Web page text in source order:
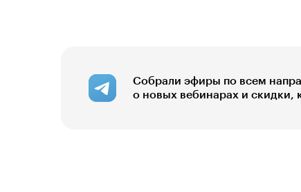
Собрали эфиры по всем
о новых вебинарах и скидки,